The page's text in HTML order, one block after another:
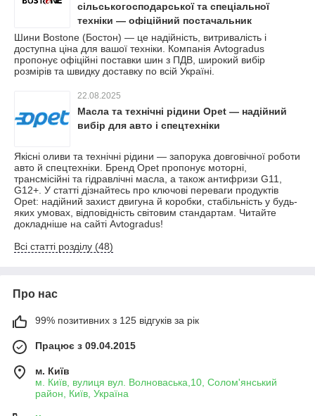
сільськогосподарської та спеціальної
техніки — офіційний постачальник
Avtogradus з ПДВ
Шини Bostone (Бостон) — це надійність, витривалість і
доступна ціна для вашої техніки. Компанія Avtogradus
пропонує офіційні поставки шин з ПДВ, широкий вибір
розмірів та швидку доставку по всій Україні.
22.08.2025
Масла та технічні рідини Opet — надійний
вибір для авто і спецтехніки
Якісні оливи та технічні рідини — запорука довговічної роботи
авто й спецтехніки. Бренд Opet пропонує моторні,
трансмісійні та гідравлічні масла, а також антифризи G11,
G12+. У статті дізнайтесь про ключові переваги продуктів
Opet: надійний захист двигуна й коробки, стабільність у будь-
яких умовах, відповідність світовим стандартам. Читайте
докладніше на сайті Avtogradus!
Всі статті розділу (48)
Про нас
99% позитивних з 125 відгуків за рік
Працює з 09.04.2015
м. Київ
м. Київ, вулиця вул. Волноваська,10, Солом'янський
район, Київ, Україна